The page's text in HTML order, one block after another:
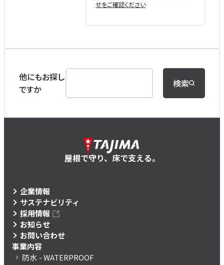
せをご確認ください
他にもお探し
ですか
検索
屋根で守り、床で支える。
企業情報
サステナビリティ
採用情報
お知らせ
お問い合わせ
事業内容
防水 - WATERPROOF